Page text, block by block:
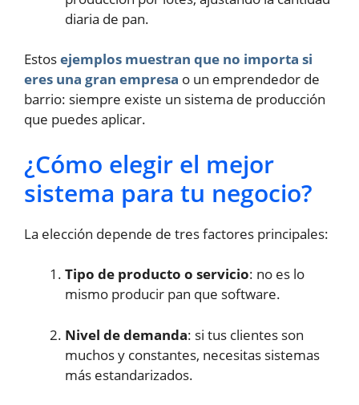
diaria de pan.
Estosejemplos muestran que no importa si
eres una gran empresa o un emprendedor de
barrio: siempre existe un sistema de producción
que puedes aplicar.
¿Cómo elegir el mejor
sistema para tu negocio?
La elección depende de tres factores principales:
Tipo de producto o servicio: no es lo
mismo producir pan que software.
Nivel de demanda: si tus clientes son
muchos y constantes, necesitas sistemas
más estandarizados.